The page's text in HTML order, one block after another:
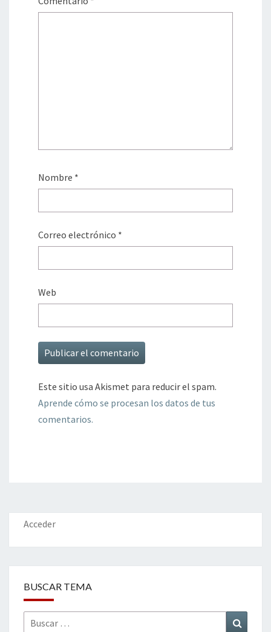
Nombre *
Correo electrónico *
Web
Este sitio usa Akismet para reducir el spam.
Aprende cómo se procesan los datos de tus
comentarios.
Acceder
BUSCAR TEMA
Buscar